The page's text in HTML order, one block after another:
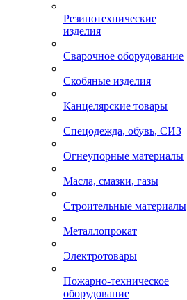
Резинотехнические
изделия
Сварочное оборудование
Скобяные изделия
Канцелярские товары
Спецодежда, обувь, СИЗ
Огнеупорные материалы
Масла, смазки, газы
Строительные материалы
Металлопрокат
Электротовары
Пожарно-техническое
оборудование